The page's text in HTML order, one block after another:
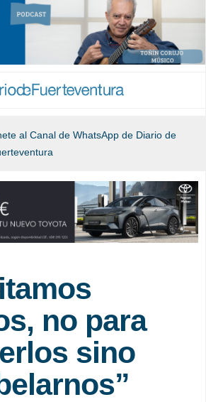
Jump to navigation
al Canal de WhatsApp de Diario de
no para
sino